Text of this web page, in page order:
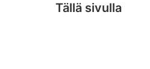
Tällä sivulla